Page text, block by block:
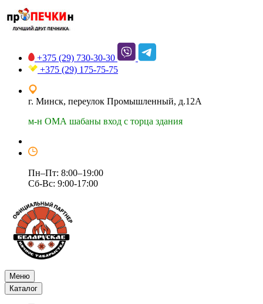
+375 (29) 730-30-30
+375 (29) 175-75-75
г. Минск, переулок Промышленный, д.12А
м-н ОМА шабаны вход с торца здания
Пн–Пт: 8:00–19:00
Сб-Вс: 9:00-17:00
Меню
Каталог